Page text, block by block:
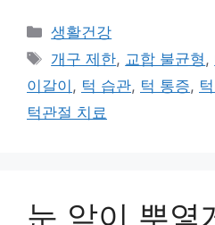
카
테
고
리
생활건강
태
그
개구 제한, 교합 불균형 ,
이갈이 , 턱 습관, 턱 통증,
턱관절 치료
눈 앞이 뿌옇